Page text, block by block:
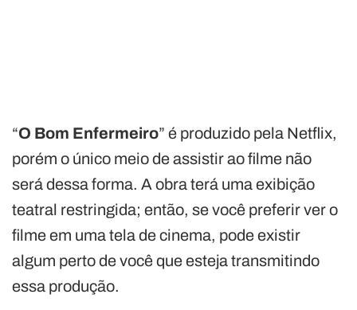
“O Bom Enfermeiro” é produzido pela Netflix,
porém o único meio de assistir ao filme não
será dessa forma. A obra terá uma exibição
teatral restringida; então, se você preferir ver o
filme em uma tela de cinema, pode existir
algum perto de você que esteja transmitindo
essa produção.